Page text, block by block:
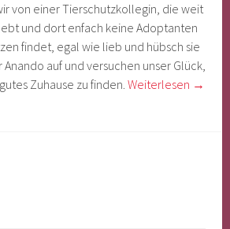
von einer Tierschutzkollegin, die weit
und dort enfach keine Adoptanten
findet, egal wie lieb und hübsch sie
Anando auf und versuchen unser Glück,
Zuhause zu finden.Weiterlesen →